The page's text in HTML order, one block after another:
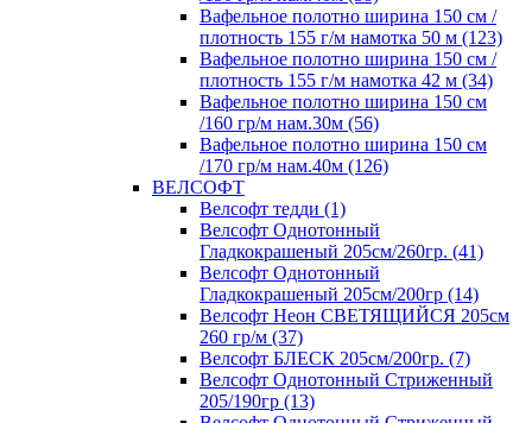
Вафельное полотно ширина 150 см /
плотность 155 г/м намотка 50 м (123)
Вафельное полотно ширина 150 см /
плотность 155 г/м намотка 42 м (34)
Вафельное полотно ширина 150 см
/160 гр/м нам.30м (56)
Вафельное полотно ширина 150 см
/170 гр/м нам.40м (126)
ВЕЛСОФТ
Велсофт тедди (1)
Велсофт Однотонный
Гладкокрашеный 205см/260гр. (41)
Велсофт Однотонный
Гладкокрашеный 205см/200гр (14)
Велсофт Неон СВЕТЯЩИЙСЯ 205см
260 гр/м (37)
Велсофт БЛЕСК 205см/200гр. (7)
Велсофт Однотонный Стриженный
205/190гр (13)